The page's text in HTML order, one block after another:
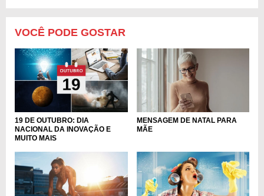
VOCÊ PODE GOSTAR
19 DE OUTUBRO: DIA
NACIONAL DA INOVAÇÃO E
MUITO MAIS
MENSAGEM DE NATAL PARA
MÃE